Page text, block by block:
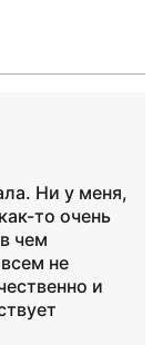
Ни у меня,
то очень
чем
не
и